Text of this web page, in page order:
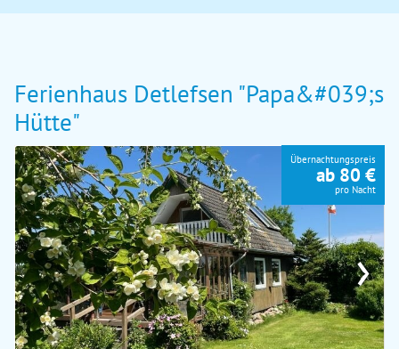
Ferienhaus Detlefsen "Papa&#039;s
Hütte"
›
Übernachtungspreis
ab 80 €
pro Nacht